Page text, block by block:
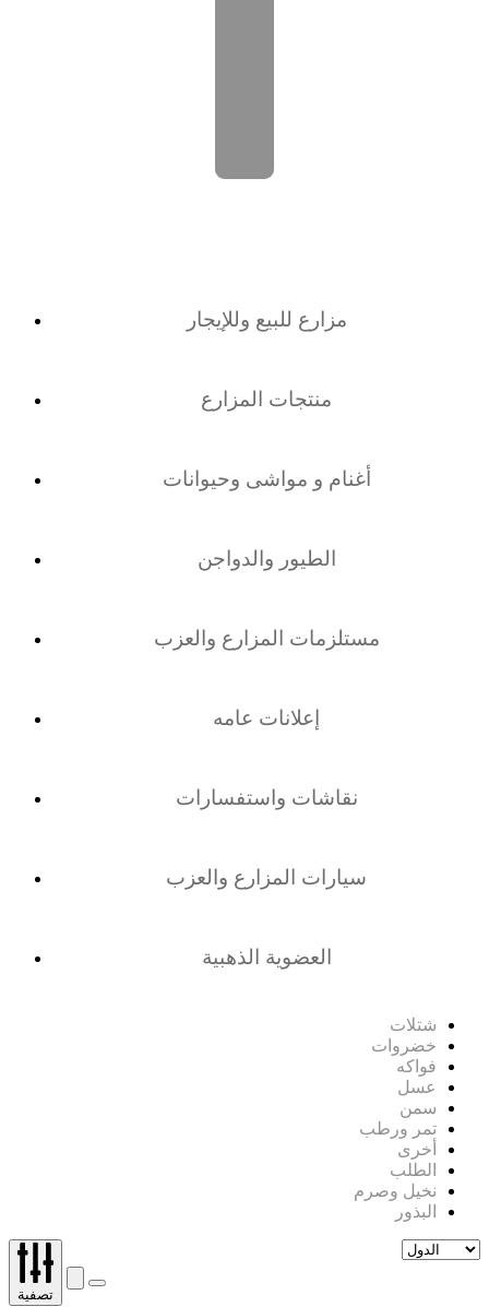
مزارع للبيع وللإيجار
منتجات المزارع
أغنام و مواشى وحيوانات
الطيور والدواجن
مستلزمات المزارع والعزب
إعلانات عامه
نقاشات واستفسارات
سيارات المزارع والعزب
العضوية الذهبية
شتلات
خضروات
فواكه
عسل
سمن
تمر ورطب
أخرى
الطلب
نخيل وصرم
البذور
تصفية